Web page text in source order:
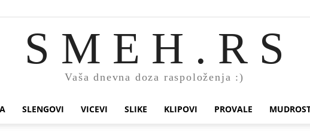
S M E H . R S
Vaša dnevna doza raspoloženja :)
SLENGOVI VICEVI SLIKE KLIPOVI PROVALE